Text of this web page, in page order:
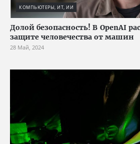
КОМПЬЮТЕРЫ, ИТ, ИИ
Долой безопасность! В OpenAI
защите человечества от машин
28 Май, 2024